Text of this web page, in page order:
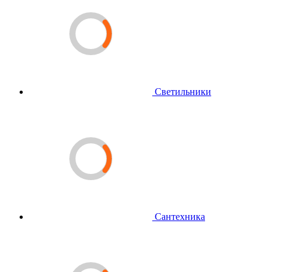
Светильники
Сантехника